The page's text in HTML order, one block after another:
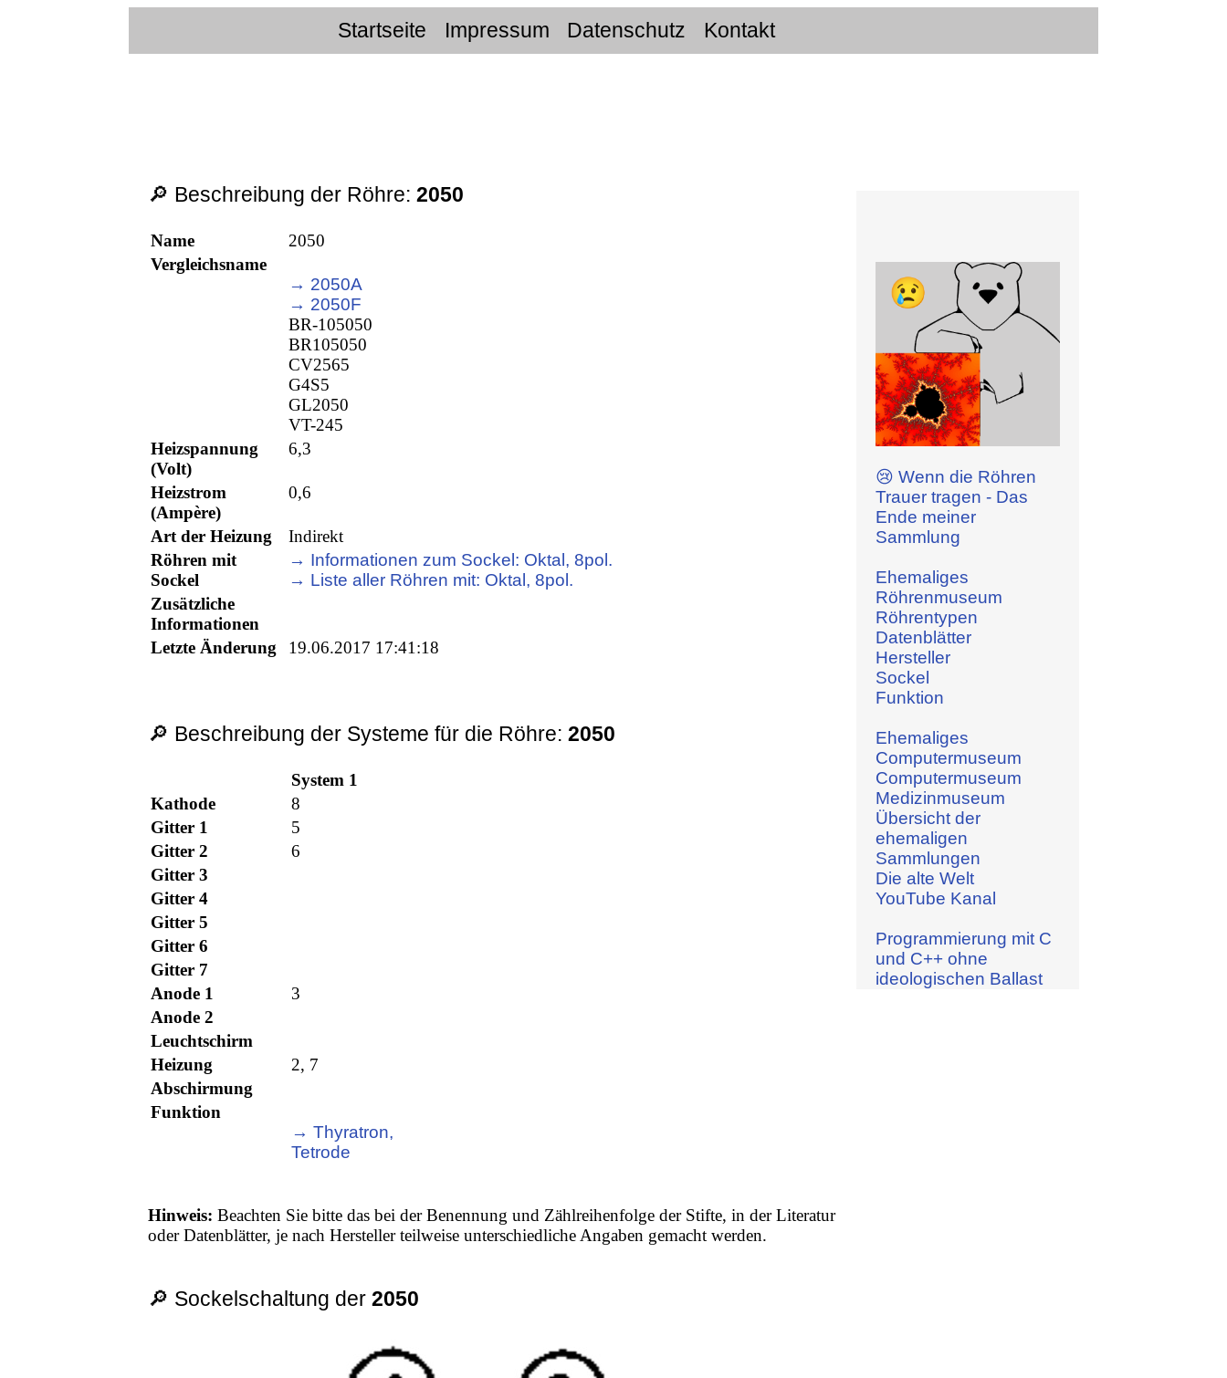
Startseite Impressum Datenschutz Kontakt
🔎 Beschreibung der Röhre:2050
Name
2050
Vergleichsname
→ 2050A
→ 2050F
BR-105050
BR105050
CV2565
G4S5
GL2050
VT-245
Heizspannung
(Volt)
6,3
Heizstrom
(Ampère)
0,6
Art der Heizung
Indirekt
Röhren mit
Sockel
→ Informationen zum Sockel: Oktal, 8pol.
→ Liste aller Röhren mit: Oktal, 8pol.
Zusätzliche
Informationen
Letzte Änderung
19.06.2017 17:41:18
🔎 Beschreibung der Systeme für die Röhre:2050
System 1
Kathode
8
Gitter 1
5
Gitter 2
6
Gitter 3
Gitter 4
Gitter 5
Gitter 6
Gitter 7
Anode 1
3
Anode 2
Leuchtschirm
Heizung
2, 7
Abschirmung
Funktion
→ Thyratron,
Tetrode
Hinweis: Beachten Sie bitte das bei der Benennung und Zählreihenfolge der Stifte, in der Literatur
oder Datenblätter, je nach Hersteller teilweise unterschiedliche Angaben gemacht werden.
🔎 Sockelschaltung der2050
😢 Wenn die Röhren
Trauer tragen - Das
Ende meiner
Sammlung
Ehemaliges
Röhrenmuseum
Röhrentypen
Datenblätter
Hersteller
Sockel
Funktion
Ehemaliges
Computermuseum
Computermuseum
Medizinmuseum
Übersicht der
ehemaligen
Sammlungen
Die alte Welt
YouTube Kanal
Programmierung mit C
und C++ ohne
ideologischen Ballast